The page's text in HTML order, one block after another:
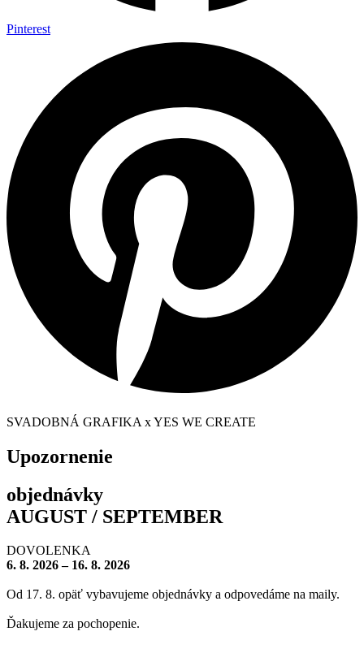
Pinterest
SVADOBNÁ GRAFIKA x YES WE CREATE
Upozornenie
objednávky
AUGUST / SEPTEMBER
DOVOLENKA
6. 8. 2026 – 16. 8. 2026
Od 17. 8. opäť vybavujeme objednávky a odpovedáme na maily.
Ďakujeme za pochopenie.